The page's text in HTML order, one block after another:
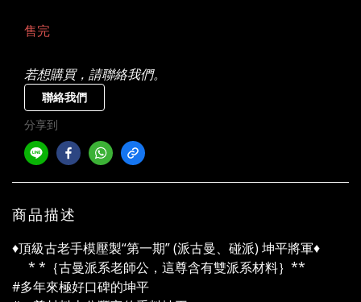
售完
若想購買，請聯絡我們。
聯絡我們
分享到
商品描述
♦️頂級古老手模壓製“第一期” (派古曼、碰派) 坤平將軍♦️
* *｛古曼派系老師公，這尊含有雙派系材料｝**
#多年來極好口碑的坤平